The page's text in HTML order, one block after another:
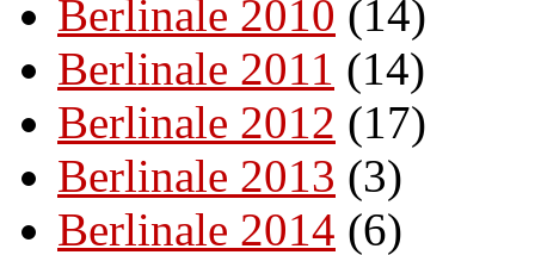
Berlinale 2010 (14)
Berlinale 2011 (14)
Berlinale 2012 (17)
Berlinale 2013 (3)
Berlinale 2014 (6)